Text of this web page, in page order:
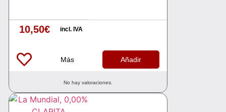
10,50€ incl. IVA
Más Añadir
No hay valoraciones.